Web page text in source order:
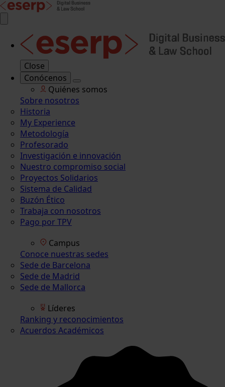
Close
Conócenos
Quiénes somos
Sobre nosotros
Historia
My Experience
Metodología
Profesorado
Investigación e innovación
Nuestro compromiso social
Proyectos Solidarios
Sistema de Calidad
Buzón Ético
Trabaja con nosotros
Pago por TPV
Campus
Conoce nuestras sedes
Sede de Barcelona
Sede de Madrid
Sede de Mallorca
Líderes
Ranking y reconocimientos
Acuerdos Académicos